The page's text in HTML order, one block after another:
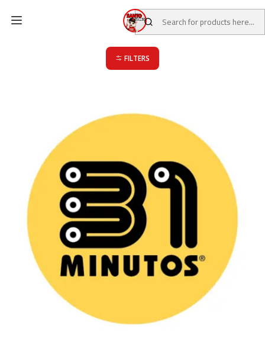
Board Games 31 Minutos Games
31 Minutos Games
FILTERS